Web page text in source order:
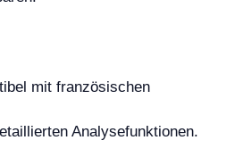
mit französischen
Analysefunktionen.